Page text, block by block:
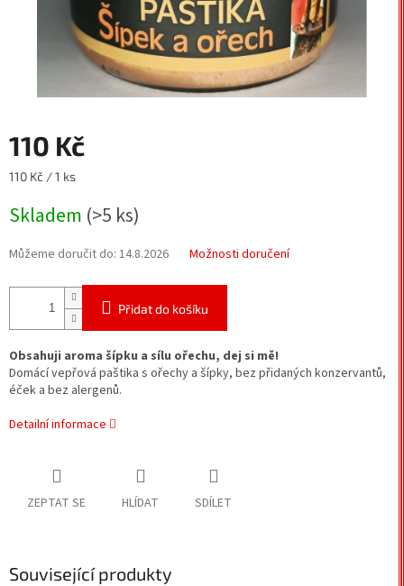
110 Kč
Měrná
110 Kč / 1 ks
Skladem (>5 ks)
Můžeme doručit do: 14.8.2026 Možnosti doručení
Přidat do košíku
Obsahuji aroma šípku a sílu ořechu, dej si mě!
Domácí vepřová paštika s ořechy a šípky, bez přidaných konzervantů,
éček a bez alergenů.
Detailní informace
ZEPTAT SE HLÍDAT SDÍLET
Související produkty